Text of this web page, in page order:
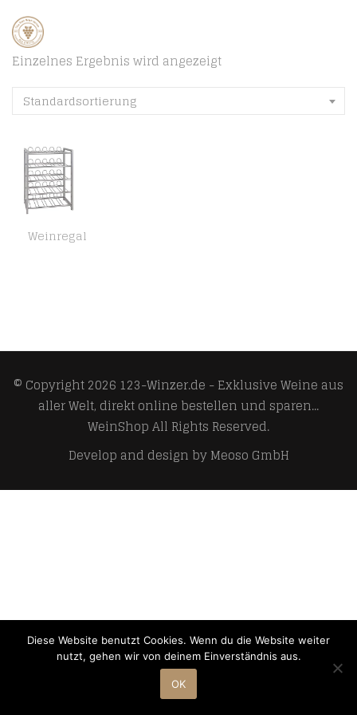
Einzelnes Ergebnis wird angezeigt
Standardsortierung
Weinregal
© Copyright 2026 123-Winzer.de - Exklusive Weine aus
aller Welt, direkt online bestellen und sparen...
WeinShopAll Rights Reserved.
Develop and design byMeoso GmbH
Diese Website benutzt Cookies. Wenn du die Website weiter
nutzt, gehen wir von deinem Einverständnis aus.
OK